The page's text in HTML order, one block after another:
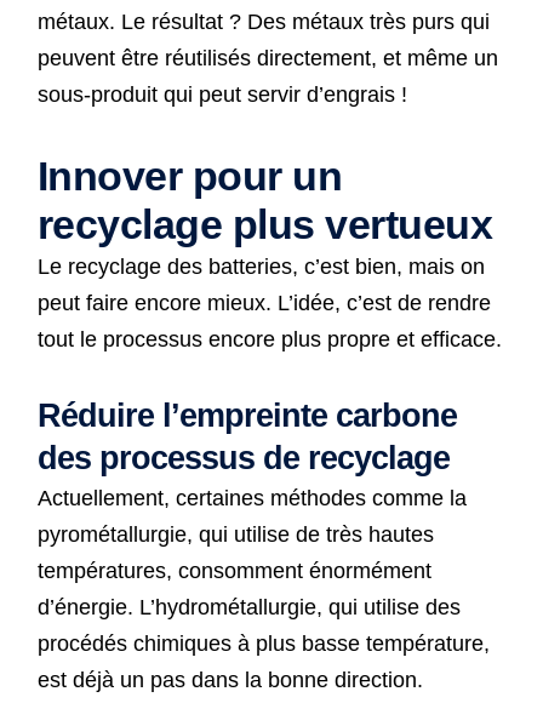
métaux. Le résultat ? Des métaux très purs qui
peuvent être réutilisés directement, et même un
sous-produit qui peut servir d’engrais !
Innover pour un
recyclage plus vertueux
Le recyclage des batteries, c’est bien, mais on
peut faire encore mieux. L’idée, c’est de rendre
tout le processus encore plus propre et efficace.
Réduire l’empreinte carbone
des processus de recyclage
Actuellement, certaines méthodes comme la
pyrométallurgie, qui utilise de très hautes
températures, consomment énormément
d’énergie. L’hydrométallurgie, qui utilise des
procédés chimiques à plus basse température,
est déjà un pas dans la bonne direction.